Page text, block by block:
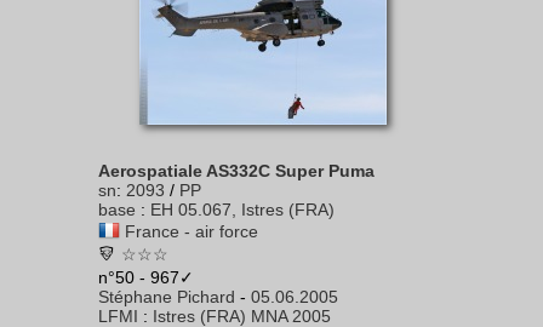
Aerospatiale AS332C Super Puma
sn: 2093 / PP
base : EH 05.067, Istres (FRA)
France - air force
☆☆☆
n°50 - 967✓
Stéphane Pichard - 05.06.2005
LFMI : Istres (FRA) MNA 2005